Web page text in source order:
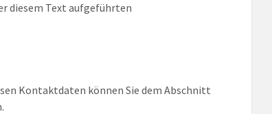
diesem Text aufgeführten
Kontaktdaten können Sie dem Abschnitt